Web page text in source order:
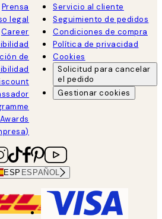
Prensa
legal
Career
de
Servicio al cliente
Seguimiento de pedidos
Condiciones de compra
Política de privacidad
Cookies
Solicitud para cancelar
el pedido
Gestionar cookies
ESP ESPAÑOL